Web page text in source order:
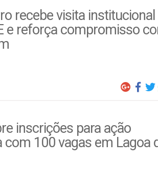
recebe visita institucional
e reforça compromisso
inscrições para ação
100 vagas em Lagoa